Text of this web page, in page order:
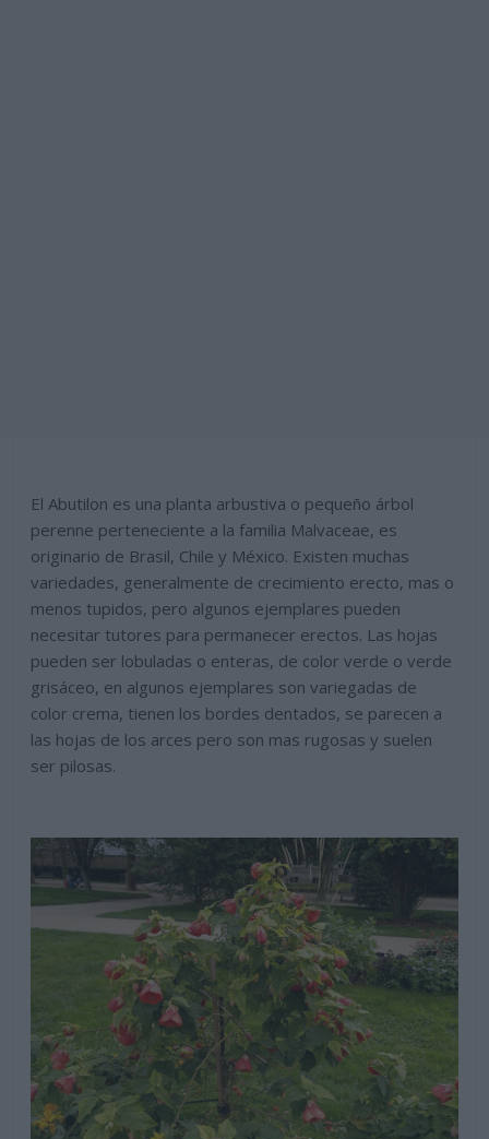
El Abutilon es una planta arbustiva o pequeño árbol
perenne perteneciente a la familia Malvaceae, es
originario de Brasil, Chile y México. Existen muchas
variedades, generalmente de crecimiento erecto, mas o
menos tupidos, pero algunos ejemplares pueden
necesitar tutores para permanecer erectos. Las hojas
pueden ser lobuladas o enteras, de color verde o verde
grisáceo, en algunos ejemplares son variegadas de
color crema, tienen los bordes dentados, se parecen a
las hojas de los arces pero son mas rugosas y suelen
ser pilosas.